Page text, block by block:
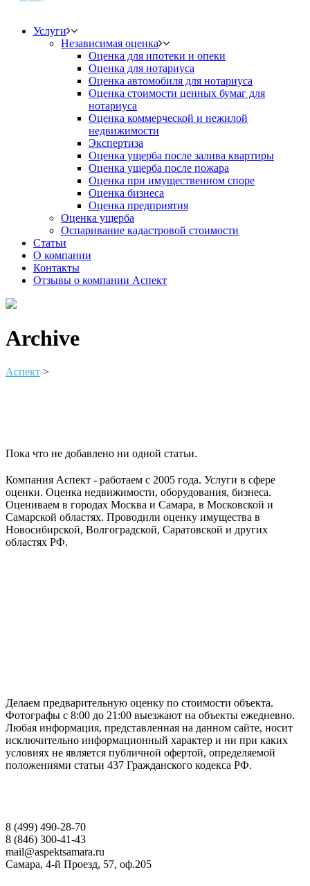
Услуги
Независимая оценка
Оценка для ипотеки и опеки
Оценка для нотариуса
Оценка автомобиля для нотариуса
Оценка стоимости ценных бумаг для
нотариуса
Оценка коммерческой и нежилой
недвижимости
Экспертиза
Оценка ущерба после залива квартиры
Оценка ущерба после пожара
Оценка при имущественном споре
Оценка бизнеса
Оценка предприятия
Оценка ущерба
Оспаривание кадастровой стоимости
Статьи
О компании
Контакты
Отзывы о компании Аспект
Archive
Аспект >
Пока что не добавлено ни одной статьи.
Компания Аспект - работаем с 2005 года. Услуги в сфере
оценки. Оценка недвижимости, оборудования, бизнеса.
Оцениваем в городах Москва и Самара, в Московской и
Самарской областях. Проводили оценку имущества в
Новосибирской, Волгоградской, Саратовской и других
областях РФ.
Делаем предварительную оценку по стоимости объекта.
Фотографы с 8:00 до 21:00 выезжают на объекты ежедневно.
Любая информация, представленная на данном сайте, носит
исключительно информационный характер и ни при каких
условиях не является публичной офертой, определяемой
положениями статьи 437 Гражданского кодекса РФ.
8 (499) 490-28-70
8 (846) 300-41-43
mail@aspektsamara.ru
Самара, 4-й Проезд, 57, оф.205